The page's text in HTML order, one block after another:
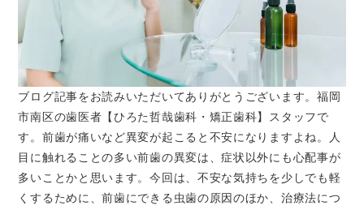
ブログ記事をお読みいただいてありがとうございます。福岡
市南区の歯医者【ひろた哲哉歯科・矯正歯科】スタッフで
す。前歯が痛いなど異変が起こると不安になりますよね。人
目に触れることの多い前歯の異変は、症状以外にも心配事が
多いことかと思います。今回は、不安な気持ちを少しでも軽
くするために、前歯にできる虫歯の原因のほか、治療法につ